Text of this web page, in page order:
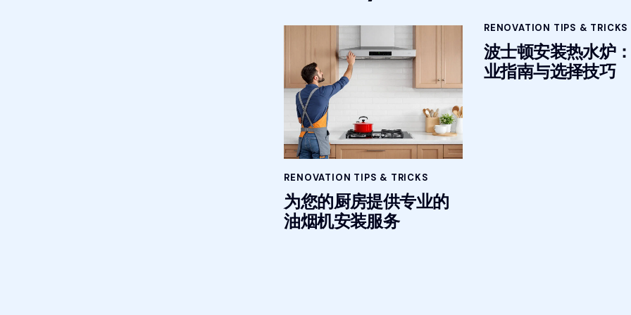
RENOVATION TIPS & TRICKS
为您的厨房提供专业的
油烟机安装服务
RENOVATION TIPS & TRICKS
波士顿安装热水炉
业指南与选择技巧